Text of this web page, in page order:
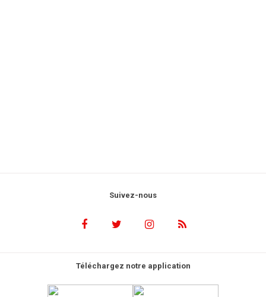
Suivez-nous
Téléchargez notre application